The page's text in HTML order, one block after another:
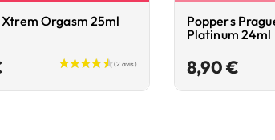
Orgasm 25ml
Prix
Poppers
Platinum 24ml
8,90 €